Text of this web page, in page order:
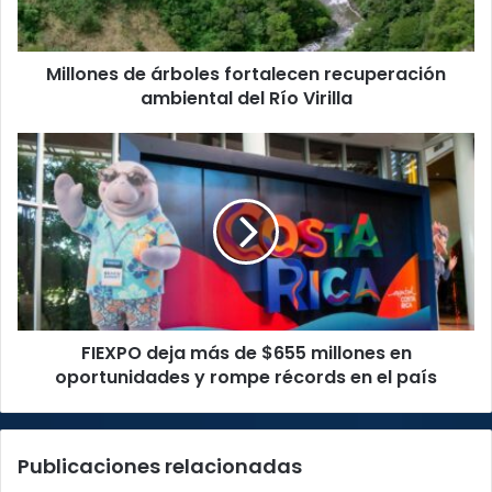
Río
Virilla
Millones de árboles fortalecen recuperación
ambiental del Río Virilla
FIEXPO
deja
más
de
$655
millones
en
oportunidades
y
récords
FIEXPO deja más de $655 millones en
oportunidades y rompe récords en el país
Publicaciones relacionadas